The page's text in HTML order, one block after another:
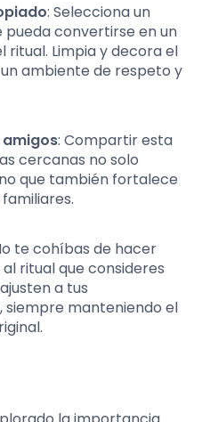
: Selecciona un
pueda convertirse en un
ritual. Limpia y decora el
ambiente de respeto y
: Compartir esta
cercanas no solo
que también fortalece
te cohíbas de hacer
ritual que consideres
a tus
siempre manteniendo el